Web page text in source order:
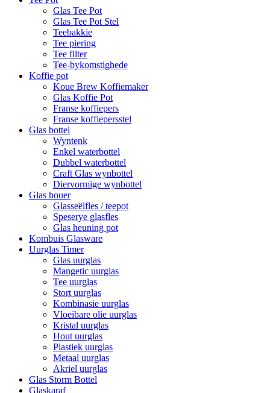
Glas Tee Pot
Glas Tee Pot Stel
Teebakkie
Tee piering
Tee filter
Tee-bykomstighede
Koffie pot
Koue Brew Koffiemaker
Glas Koffie Pot
Franse koffiepers
Franse koffiepersstel
Glas bottel
Wyntenk
Enkel waterbottel
Dubbel waterbottel
Craft Glas wynbottel
Diervormige wynbottel
Glas houer
Glasseëlfles / teepot
Speserye glasfles
Glas heuning pot
Kombuis Glasware
Uurglas Timer
Glas uurglas
Mangetic uurglas
Tee uurglas
Stort uurglas
Kombinasie uurglas
Vloeibare olie uurglas
Kristal uurglas
Hout uurglas
Plastiek uurglas
Metaal uurglas
Akriel uurglas
Glas Storm Bottel
Glaskaraf